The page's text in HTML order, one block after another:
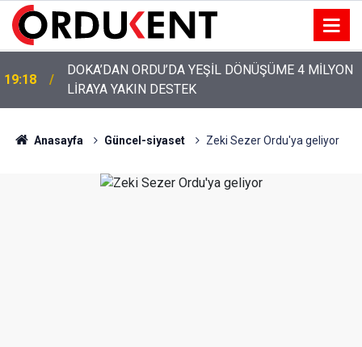
12:46
YENİ PARTİ’NİN ORDU’DAKİ 69 KİŞİLİK KURUCU
KADROSU AÇIKLANDI
Anasayfa Güncel-siyaset Zeki Sezer Ordu'ya geliyor